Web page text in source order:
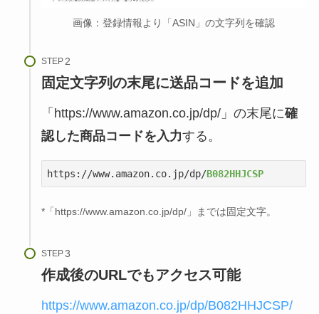
画像：登録情報より「ASIN」の文字列を確認
STEP
固定文字列の末尾に送品コードを追加
「https://www.amazon.co.jp/dp/」の末尾に確
認した商品コードを入力する。
https://www.amazon.co.jp/dp/B082HHJCSP
*「 https://www.amazon.co.jp/dp/」までは固定文字。
STEP
作成後のURLでもアクセス可能
https://www.amazon.co.jp/dp/B082HHJCSP/